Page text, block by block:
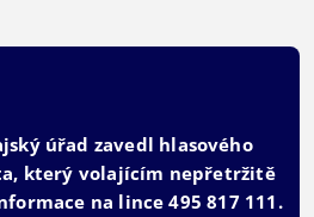
úřad zavedl hlasového
který volajícím nepřetržitě
na lince 495 817 111.